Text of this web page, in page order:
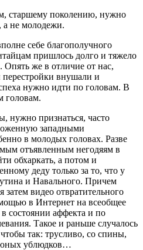
старшему поколению, нужно
а не молодежи.
себе благополучного
пришлось долго и тяжело
Опять же в отличие от нас,
перестройки внушали и
нужно идти по головам. В
головам.
нужно признаться, часто
западными
в молодых головах. Разве
отъявленным негодяям в
обхаркать, а потом и
деду только за то, что у
и Навального. Причем
видео отвратительного
в Интернет на всеобщее
состоянии аффекта и по
Такое и раньше случалось
так: трусливо, со спины,
юных ублюдков…